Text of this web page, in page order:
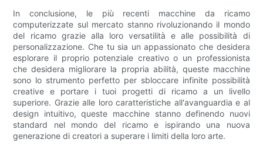
In conclusione, le più recenti macchine da ricamo
computerizzate sul mercato stanno rivoluzionando il mondo
del ricamo grazie alla loro versatilità e alle possibilità di
personalizzazione. Che tu sia un appassionato che desidera
esplorare il proprio potenziale creativo o un professionista
che desidera migliorare la propria abilità, queste macchine
sono lo strumento perfetto per sbloccare infinite possibilità
creative e portare i tuoi progetti di ricamo a un livello
superiore. Grazie alle loro caratteristiche all'avanguardia e al
design intuitivo, queste macchine stanno definendo nuovi
standard nel mondo del ricamo e ispirando una nuova
generazione di creatori a superare i limiti della loro arte.